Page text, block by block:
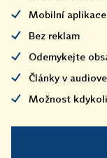
Mobilní aplikace
Bez reklam
Odemykejte
Články v
Možnost